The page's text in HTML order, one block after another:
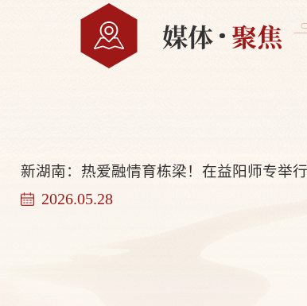
媒体 聚焦
新湖南：热爱融情育栋梁！在益阳师专举
2026.05.28